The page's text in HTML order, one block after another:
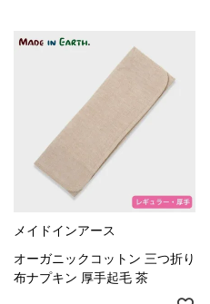
メイドインアース
オーガニックコットン 三つ折り
布ナプキン 厚手起毛 茶